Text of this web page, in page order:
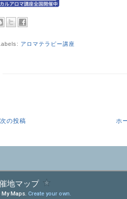
Labels: アロマテラピー講座
次の投稿 ホ